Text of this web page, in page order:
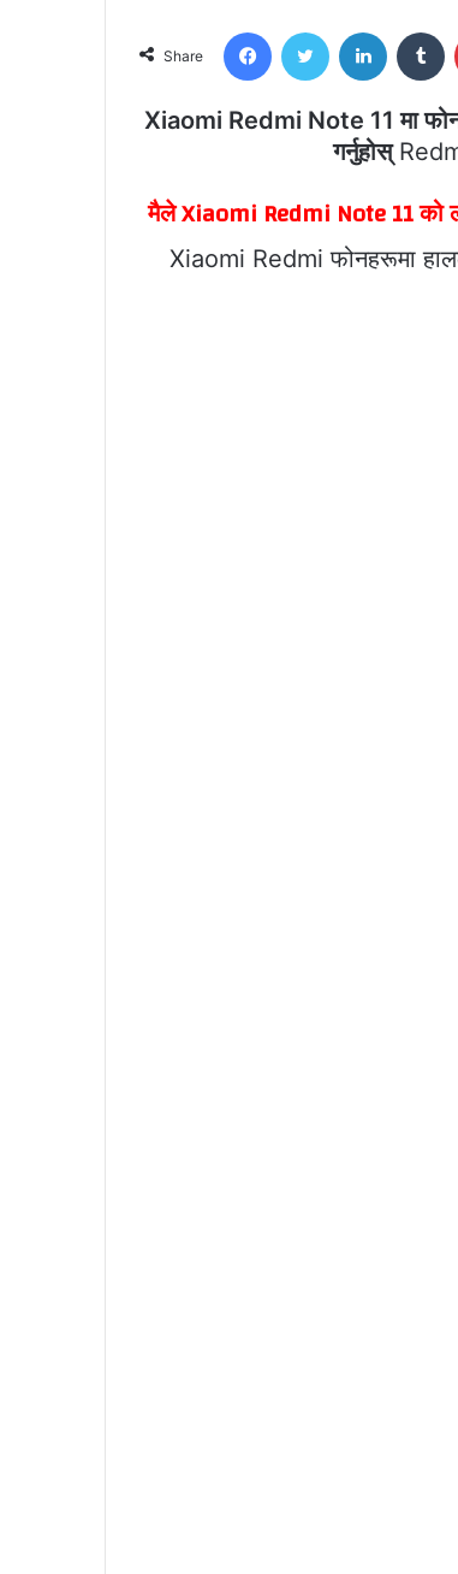
Share
FacebookTwitter LinkedIn
Xiaomi Redmi Note 11 मा
गर्नुहोस्
मैले Xiaomi Redmi Note 11 को
Xiaomi Redmi फोनहरूमा